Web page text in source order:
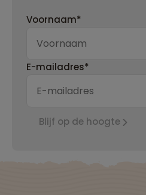
Voornaam*
E-mailadres*
Blijf op de hoogte